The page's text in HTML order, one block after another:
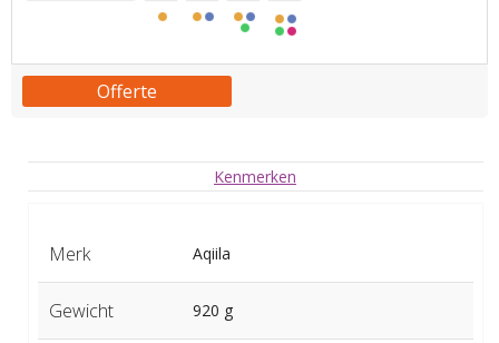
Offerte
Kenmerken
Merk Aqiila
Gewicht 920 g